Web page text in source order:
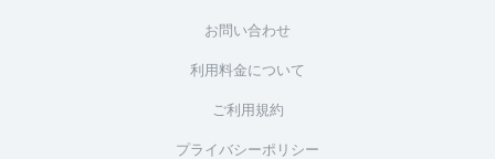
お問い合わせ
利用料金について
ご利用規約
プライバシーポリシー